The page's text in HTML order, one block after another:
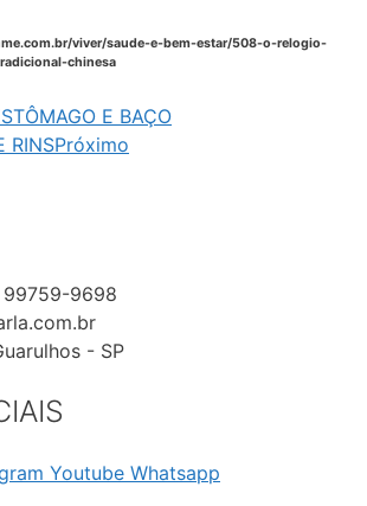
viver/saude-e-bem-estar/508-o-relogio-
chinesa
E BAÇO
RINSPróximo
99759-9698
- SP
Youtube Whatsapp